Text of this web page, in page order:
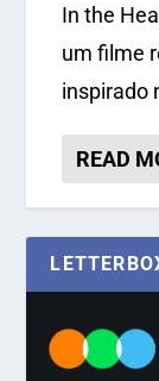
In the
um filme
inspirado
READ